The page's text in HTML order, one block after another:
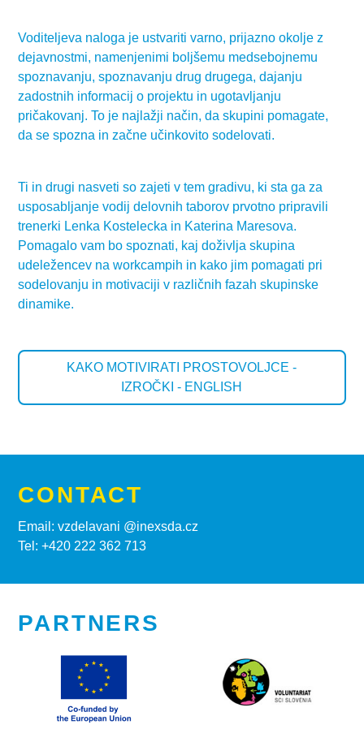
Voditeljeva naloga je ustvariti varno, prijazno okolje z
dejavnostmi, namenjenimi boljšemu medsebojnemu
spoznavanju, spoznavanju drug drugega, dajanju
zadostnih informacij o projektu in ugotavljanju
pričakovanj. To je najlažji način, da skupini pomagate,
da se spozna in začne učinkovito sodelovati.
Ti in drugi nasveti so zajeti v tem gradivu, ki sta ga za
usposabljanje vodij delovnih taborov prvotno pripravili
trenerki Lenka Kostelecka in Katerina Maresova.
Pomagalo vam bo spoznati, kaj doživlja skupina
udeležencev na workcampih in kako jim pomagati pri
sodelovanju in motivaciji v različnih fazah skupinske
dinamike.
KAKO MOTIVIRATI PROSTOVOLJCE -
IZROČKI - ENGLISH
CONTACT
Email: vzdelavani @inexsda.cz
Tel: +420 222 362 713
PARTNERS